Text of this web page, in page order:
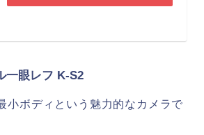
一眼レフ K-S2
小ボディという魅力的なカメラで